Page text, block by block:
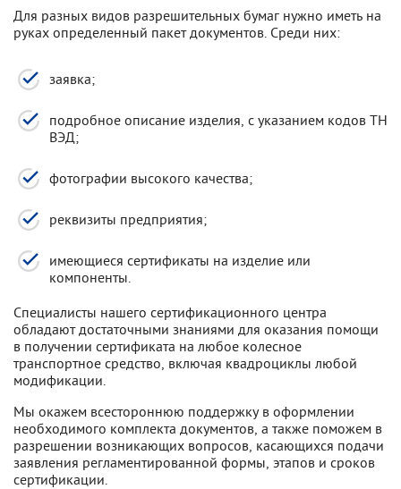
Для разных видов разрешительных бумаг нужно иметь на
руках определенный пакет документов. Среди них:
заявка;
подробное описание изделия, с указанием кодов ТН
ВЭД;
фотографии высокого качества;
реквизиты предприятия;
имеющиеся сертификаты на изделие или
компоненты.
Специалисты нашего сертификационного центра
обладают достаточными знаниями для оказания помощи
в получении сертификата на любое колесное
транспортное средство, включая квадроциклы любой
модификации.
Мы окажем всестороннюю поддержку в оформлении
необходимого комплекта документов, а также поможем в
разрешении возникающих вопросов, касающихся подачи
заявления регламентированной формы, этапов и сроков
сертификации.